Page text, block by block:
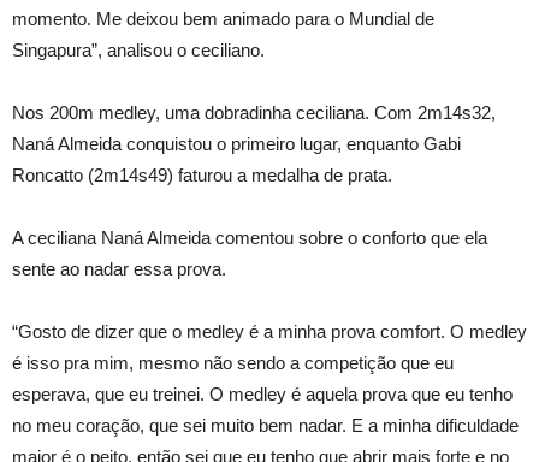
momento. Me deixou bem animado para o Mundial de
Singapura”, analisou o ceciliano.
Nos 200m medley, uma dobradinha ceciliana. Com 2m14s32,
Naná Almeida conquistou o primeiro lugar, enquanto Gabi
Roncatto (2m14s49) faturou a medalha de prata.
A ceciliana Naná Almeida comentou sobre o conforto que ela
sente ao nadar essa prova.
“Gosto de dizer que o medley é a minha prova comfort. O medley
é isso pra mim, mesmo não sendo a competição que eu
esperava, que eu treinei. O medley é aquela prova que eu tenho
no meu coração, que sei muito bem nadar. E a minha dificuldade
maior é o peito, então sei que eu tenho que abrir mais forte e no